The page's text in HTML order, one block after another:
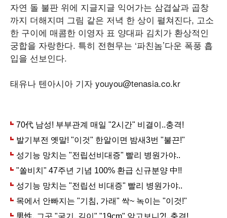
자연 돌 불판 위에 지글지글 익어가는 삼겹살과 곱창
까지 더해지며 그림 같은 저녁 한 상이 펼쳐진다, 고소
한 구이에 매콤한 이영자 표 양대파 김치가 환상적인
궁합을 자랑한다. 특히 전현무는 ‘파친놈’다운 폭풍 흡
입을 선보인다.
태유나 텐아시아 기자 youyou@tenasia.co.kr